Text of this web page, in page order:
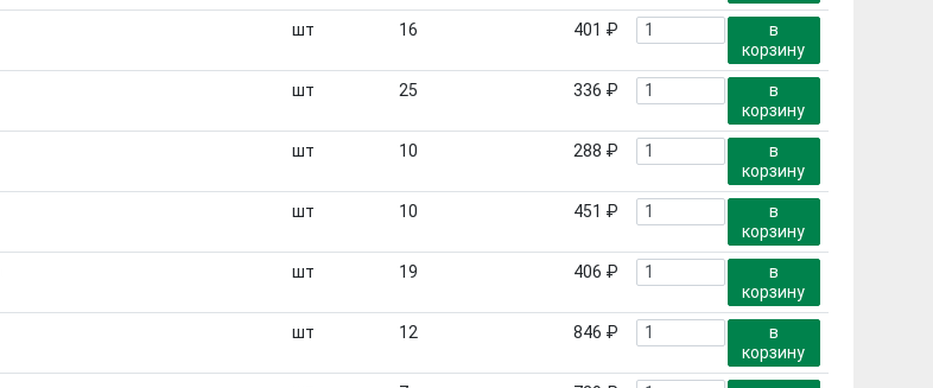
шт 16 401 ₽
в
корзину
шт 25 336 ₽
в
корзину
шт 10 288 ₽
в
корзину
шт 10 451 ₽
в
корзину
шт 19 406 ₽
в
корзину
шт 12 846 ₽
в
корзину